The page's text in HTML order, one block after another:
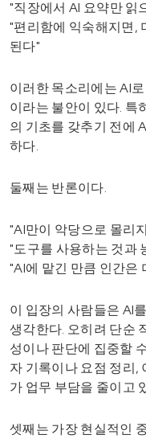
"직장에서 AI 요약만 읽
"편리함에 익숙해지면,
된다"
이러한 목소리에는 AI
이라는 불안이 있다. 특
의 기초를 갖추기 전에
하다.
둘째는 반론이다.
"AI만이 악당으로 몰리
"도구를 사용하는 것과
"AI에 맡긴 만큼 인간은
이 입장의 사람들은 AI
생각한다. 오히려 단순
성이나 판단에 집중할
자 기록이나 요점 정리,
가 업무 부담을 줄이고
셋째는 가장 현실적인